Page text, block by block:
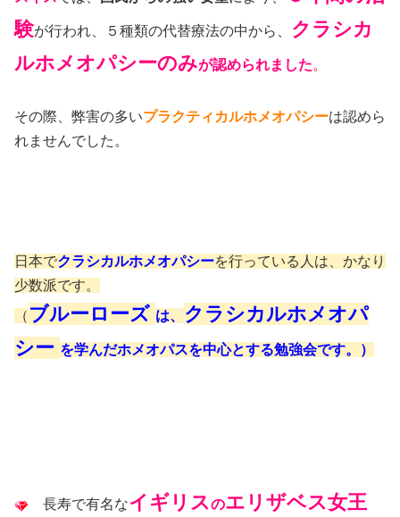
験が行われ、５種類の代替療法の中から、
クラシカ
ルホメオパシーのみが認められました。
その際、弊害の多いプラクティカルホメオパシーは認めら
れませんでした。
日本でクラシカルホメオパシーを行っている人は、かなり
少数派です。
（ ブルーローズ は、
クラシカルホメオパ
シー を学んだホメオパスを中心とする勉強会です。）
長寿で有名なイギリスのエリザベス女王